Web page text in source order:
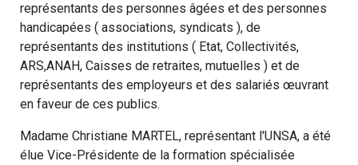
représentants des personnes âgées et des personnes
handicapées ( associations, syndicats ), de
représentants des institutions ( Etat, Collectivités,
ARS,ANAH, Caisses de retraites, mutuelles ) et de
représentants des employeurs et des salariés œuvrant
en faveur de ces publics.
Madame Christiane MARTEL, représentant l'UNSA, a été
élue Vice-Présidente de la formation spécialisée